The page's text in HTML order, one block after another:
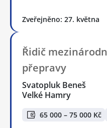
Zveřejněno: 27. května
Řidič
přepravy
Svatopluk Beneš
Velké Hamry
65 000 – 75 000 Kč